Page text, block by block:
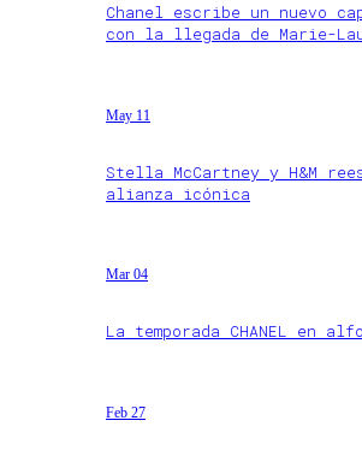
Chanel escribe un nuevo
con la llegada de Marie-
May 11
Stella McCartney y H&M
alianza icónica
Mar 04
La temporada CHANEL en
Feb 27